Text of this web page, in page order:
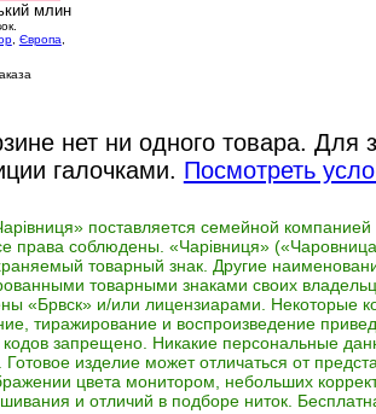
млин
, Європа,
нет ни одного товара. Для
галочками. Посмотреть
поставляется семейной компанией
права соблюдены. «Чарівниця»
товарный знак. Другие
товарными знаками своих
«Брвск» и/или лицензиарами. Некоторые
тиражирование и воспроизведение
кодов запрещено. Никакие персональные
Готовое изделие может отличаться от
цвета монитором, небольших
и отличий в подборе ниток.